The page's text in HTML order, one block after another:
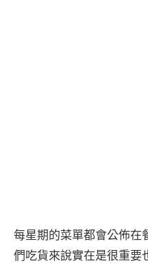
每星期的菜單都會公佈在
們吃貨來說實在是很重要